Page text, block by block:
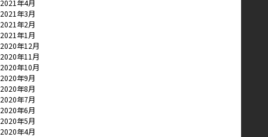
2021年4月
2021年3月
2021年2月
2021年1月
2020年12月
2020年11月
2020年10月
2020年9月
2020年8月
2020年7月
2020年6月
2020年5月
2020年4月